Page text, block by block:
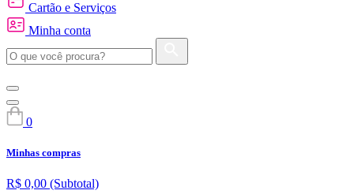
Cartão e Serviços
Minha conta
0
Minhas compras
R$ 0,00 (Subtotal)